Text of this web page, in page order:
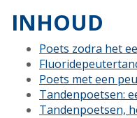
INHOUD
Poets zodra het
Poets met een
Tandenpoetsen:
Tandenpoetsen,